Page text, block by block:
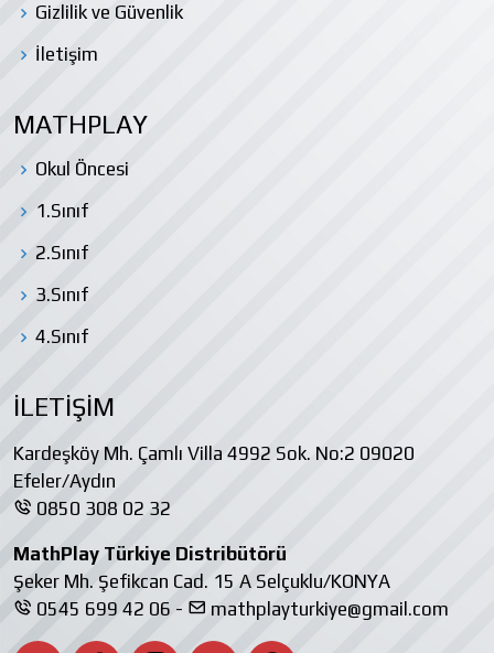
Gizlilik ve Güvenlik
İletişim
MATHPLAY
Okul Öncesi
1.Sınıf
2.Sınıf
3.Sınıf
4.Sınıf
İLETİŞİM
Kardeşköy Mh. Çamlı Villa 4992 Sok. No:2 09020
Efeler/Aydın
0850 308 02 32
MathPlay Türkiye Distribütörü
Şeker Mh. Şefikcan Cad. 15 A Selçuklu/KONYA
0545 699 42 06 -
mathplayturkiye@gmail.com